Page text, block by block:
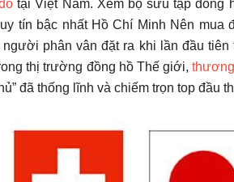
tại Việt Nam. Xem bộ sưu tập đồng
tín bậc nhất Hồ Chí Minh Nên mua
người phân vân đặt ra khi lần đầu
thị trường đồng hồ Thế giới,
đã thống lĩnh và chiếm trọn top đầu